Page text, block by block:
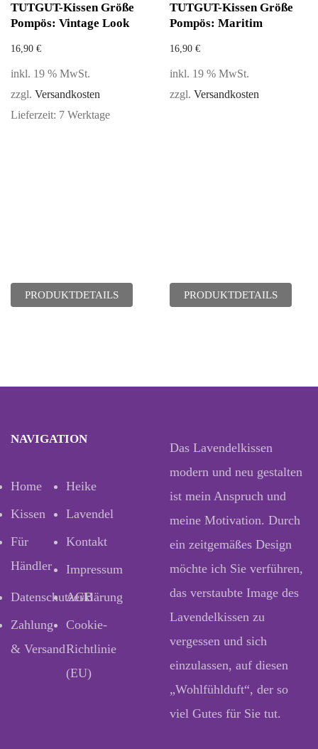
TUTGUT-Kissen Größe
Pompös: Vintage Look
16,90 €
inkl. 19 % MwSt.
zzgl. Versandkosten
Lieferzeit: 7 Werktage
PRODUKTDETAILS
TUTGUT-Kissen Größe
Pompös: Maritim
16,90 €
inkl. 19 % MwSt.
zzgl. Versandkosten
PRODUKTDETAILS
NAVIGATION
Home
Heike
Kissen
Lavendel
Für
Händler
Kontakt
Impressum
Datenschutzerklärung
AGB
Zahlung
& Versand
Cookie-
Richtlinie
(EU)
Das Lavendelkissen
modern und neu gestalten
ist mein Anspruch und
meine Motivation. Durch
ein zeitgemäßes Design
möchte ich Sie verführen,
das verstaubte Image des
Lavendelkissen zu
vergessen und sich
einzulassen, auf diesen
„Wohlfühlduft“, der so
viel Gutes für Sie tut.